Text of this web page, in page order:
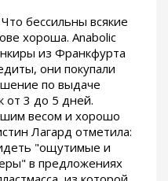
бессильны всякие
хороша. Anabolic
из Франкфурта
они покупали
по выдаче
от 3 до 5 дней.
весом и хорошо
Лагард отметила:
"ощутимые и
в предложениях